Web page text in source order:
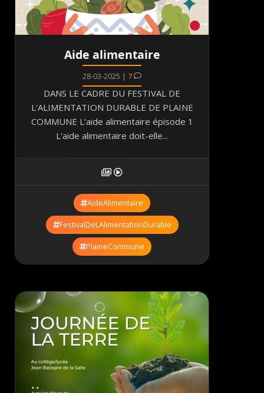
Aide alimentaire
28-03-2025 | 7
DANS LE CADRE DU FESTIVAL DE
L'ALIMENTATION DURABLE DE PLAINE
COMMUNE L'aide alimentaire épisode 1
L'aide alimentaire doit-elle...
AideAlimentaire
FestivalDeLAlimentationDurable
PlaineCommune